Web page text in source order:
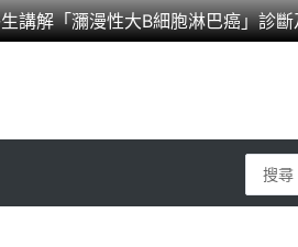
講解「瀰漫性大B細胞淋巴癌」診
Search
...